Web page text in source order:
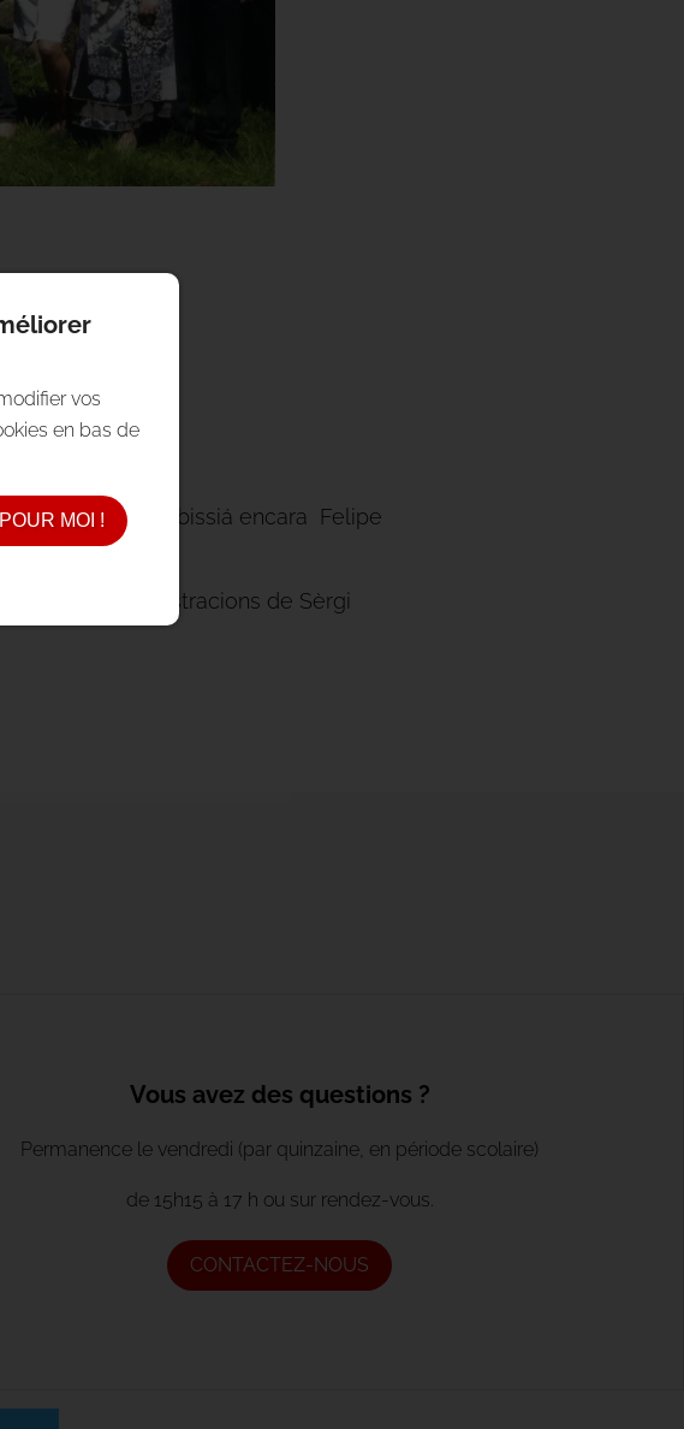
Convise que cabissiá encara Felipe
e las illustracions de Sèrgi
Vous avez des questions ?
Permanence le vendredi (par quinzaine, en période scolaire)
de 15h15 à 17 h ou sur rendez-vous.
CONTACTEZ-NOUS
vos
en bas de
MOI !